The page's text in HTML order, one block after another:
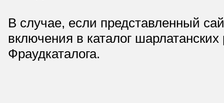
В случае, если представленный
включения в каталог
Фраудкаталога.